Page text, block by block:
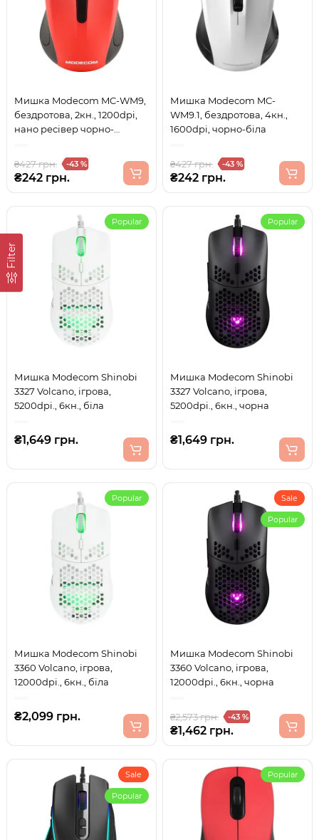
Filter
Мишка Modecom MC-WM9,
бездротова, 2кн., 1200dpi,
нано ресівер чорно-
₴427 грн.
-43 %
₴242 грн.
Мишка Modecom MC-
WM9.1, бездротова, 4кн.,
1600dpi, чорно-біла
₴427 грн. -43 %
₴242 грн.
Popular
Мишка Modecom Shinobi
3327 Volcano, ігрова,
5200dpi., 6кн., біла
₴1,649 грн.
Popular
Мишка Modecom Shinobi
3327 Volcano, ігрова,
5200dpi., 6кн., чорна
₴1,649 грн.
Popular
Мишка Modecom Shinobi
3360 Volcano, ігрова,
12000dpi., 6кн., біла
₴2,099 грн.
Sale
Popular
Мишка Modecom Shinobi
3360 Volcano, ігрова,
12000dpi., 6кн., чорна
₴2,573 грн. -43 %
₴1,462 грн.
Sale
Popular
Popular